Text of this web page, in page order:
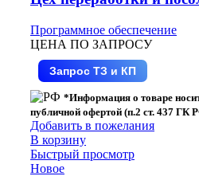
Программное обеспечение
ЦЕНА ПО ЗАПРОСУ
Запрос ТЗ и КП
*Информация о товаре
публичной офертой (п.2 ст. 437 ГК
Добавить в пожелания
В корзину
Быстрый просмотр
Новое